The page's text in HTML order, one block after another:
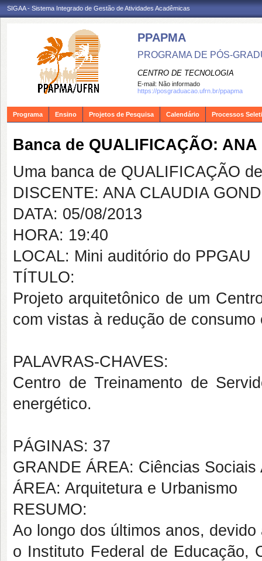
SIGAA - Sistema Integrado de Gestão de Atividades Acadêmicas
PPAPMA
PROGRAMA DE PÓS-
CENTRO DE TECNOLOGIA
E-mail: Não informado
https://posgraduacao.ufrn.br/ppapma
Programa Ensino Projetos de Pesquisa Calendário Processos
Banca de QUALIFICAÇÃO:
Uma banca de QUALIFICAÇÃO
DISCENTE: ANA CLAUDIA
DATA: 05/08/2013
HORA: 19:40
LOCAL: Mini auditório do PPGAU
TÍTULO:
Projeto arquitetônico de um
com vistas à redução de
PALAVRAS-CHAVES:
Centro de Treinamento de
energético.
PÁGINAS: 37
GRANDE ÁREA: Ciências Sociais
ÁREA: Arquitetura e Urbanismo
RESUMO:
Ao longo dos últimos anos,
o Instituto Federal de Educação,